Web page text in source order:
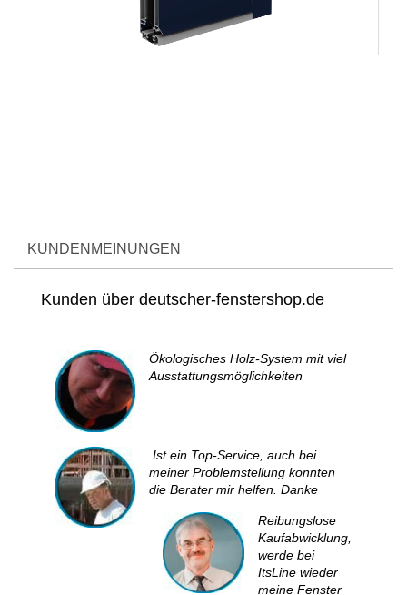
KUNDENMEINUNGEN
Kunden über deutscher-fenstershop.de
Ökologisches Holz-System mit viel
Ausstattungsmöglichkeiten
Ist ein Top-Service, auch bei
meiner Problemstellung konnten
die Berater mir helfen. Danke
Reibungslose
Kaufabwicklung,
werde bei
ItsLine wieder
meine Fenster